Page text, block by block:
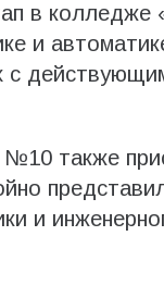
в колледже
и
с
также
и